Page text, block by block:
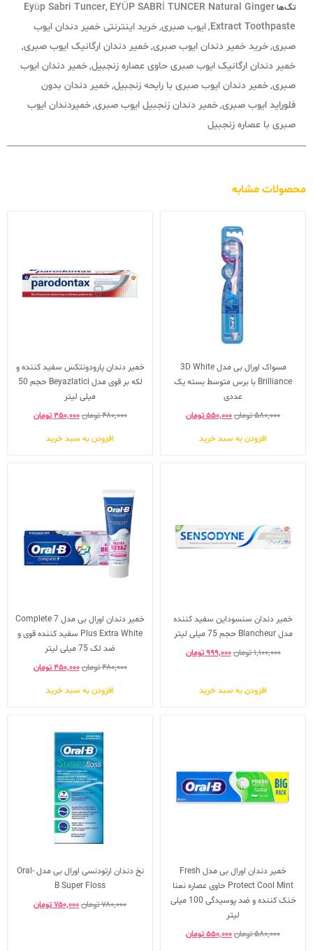
تگ‌ها Eyüp Sabri Tuncer, EYÜP SABRİ TUNCER Natural Ginger
Extract Toothpaste
,ایوب صبری,خرید اینترنتی خمیر دندان ایوب
صبری,خرید خمیر دندان ایوب صبری,خمیر دندان ارگانیک ایوب صبری,
خمیر دندان ارگانیک ایوب صبری حاوی عصاره زنجبیل,خمیر دندان ایوب
صبری,خمیر دندان ایوب صبری با رایحه زنجبیل,خمیر دندان بدون
فلوراید ایوب صبری,خمیر دندان زنجبیل ایوب صبری,خمیردندان ایوب
صبری با عصاره زنجبیل
محصولات مشابه
مسواک اورال بی مدل 3D White
Brilliance با برس متوسط بسته یک
عددی
۵۸۰,۰۰۰تومان۵۵۰,۰۰۰تومان
افزودن به سبد خرید
خمیر دندان پارودونتکس سفید کننده و
لکه بر قوی مدل Beyazlatici حجم 50
میلی لیتر
۴۸۰,۰۰۰تومان۴۵۰,۰۰۰تومان
افزودن به سبد خرید
خمیر دندان سنسوداین سفید کننده
مدل Blancheur حجم 75 میلی لیتر
۱,۱۰۰,۰۰۰تومان۹۹۹,۰۰۰تومان
افزودن به سبد خرید
خمیر دندان اورال بی مدل Complete 7
Plus Extra White سفید کننده قوی و
ضد لک 75 میلی لیتر
۴۸۰,۰۰۰تومان۴۵۰,۰۰۰تومان
افزودن به سبد خرید
خمیر دندان اورال بی مدل Fresh
Protect Cool Mint حاوی عصاره نعنا
خنک کننده و ضد پوسیدگی 100 میلی
لیتر
۵۸۰,۰۰۰تومان۵۵۰,۰۰۰تومان
نخ دندان ارتودنسی اورال بی مدل Oral-
B Super Floss
۷۸۰,۰۰۰تومان۷۵۰,۰۰۰تومان